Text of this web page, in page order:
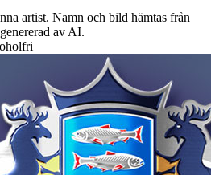
artist. Namn och bild hämtas från
av AI.